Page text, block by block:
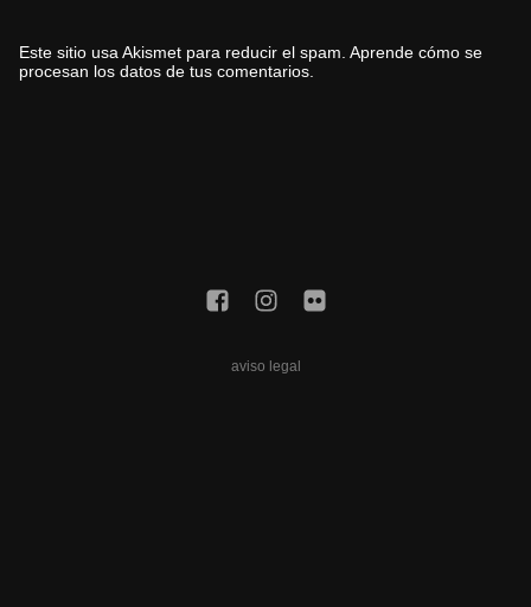
Este sitio usa Akismet para reducir el spam. Aprende cómo se
procesan los datos de tus comentarios.
aviso legal